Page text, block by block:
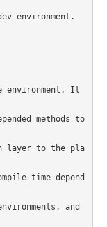
environment.
environment. It
methods to
layer to the pla
time depend
and